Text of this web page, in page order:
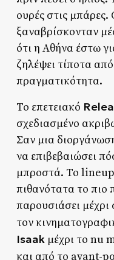
ουρές στις
ξαναβρίσκονταν
ότι η Αθήνα έστω
ζηλέψει τίποτα
πραγματικότητα.
Το επετειακό
σχεδιασμένο
Σαν μια
να επιβεβαιώσει
μπροστά. Το lineup
πιθανότατα το πιο
παρουσιάσει
τον
Isaak μέχρι το nu
και από το avant-